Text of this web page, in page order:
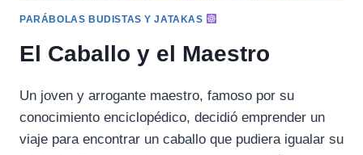
PARÁBOLAS BUDISTAS Y JATAKAS
El Caballo y el Maestro
Un joven y arrogante maestro, famoso por su
conocimiento enciclopédico, decidió emprender un
viaje para encontrar un caballo que pudiera igualar su